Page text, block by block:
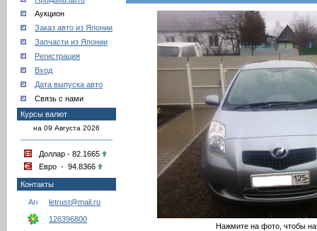
Аукцион
Заказ авто из Японии
Запчасти из Японии
Регистрация
Вход
Дата выпуска авто
Связь с нами
Курсы валют
на 09 Августа 2026
Доллар - 82.1665
Евро - 94.8366
Контакты
letrust@mail.ru
126396800
Нажмите на фото, чтобы